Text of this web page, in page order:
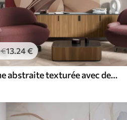
€13.24€
Branche abstraite texturée avec des feuilles dans les tons marron, beige et rouge, sur un fond de formes abstraites.